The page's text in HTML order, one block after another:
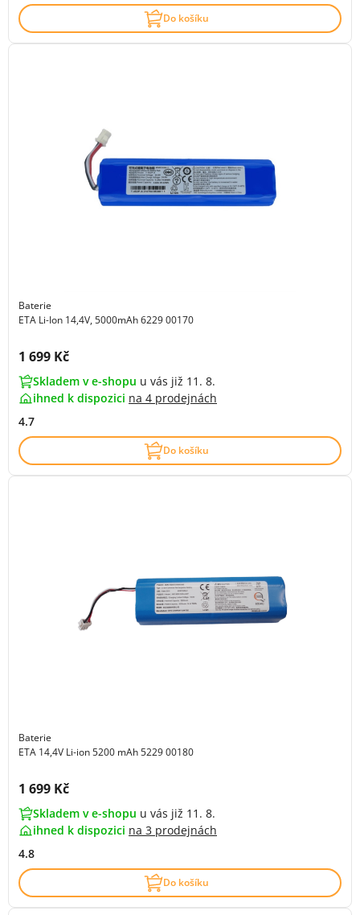
Do košíku
Baterie
ETA Li-Ion 14,4V, 5000mAh 6229 00170
Cena s DPH:
1 699 Kč
Skladem v e-shopu u vás již 11. 8.
ihned k dispozici na 4 prodejnách
4.7
Do košíku
Baterie
ETA 14,4V Li-ion 5200 mAh 5229 00180
Cena s DPH:
1 699 Kč
Skladem v e-shopu u vás již 11. 8.
ihned k dispozici na 3 prodejnách
4.8
Do košíku